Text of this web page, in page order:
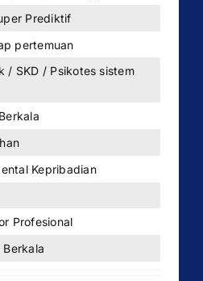
Prediktif
pertemuan
/ SKD / Psikotes sistem
Kepribadian
Profesional
Berkala